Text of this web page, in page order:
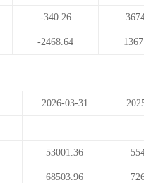
-340.26
-2468.64
2026-03-31
53001.36
68503.96